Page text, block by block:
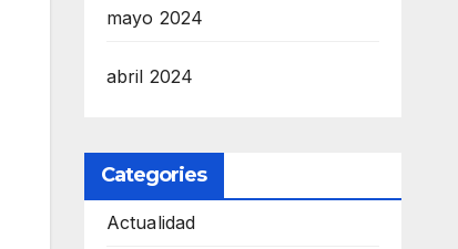
mayo 2024
abril 2024
Categories
Actualidad